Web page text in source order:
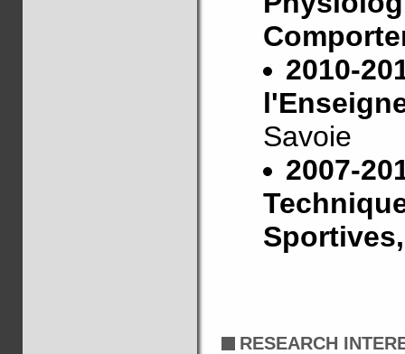
2010-
Savoie
2007-
RESEARCH